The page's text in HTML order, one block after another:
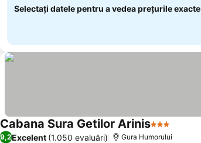
Selectați datele pentru a vedea prețurile exacte
Cabana Sura Getilor Arinis3 Stele
9,2Excelent (1.050 evaluări) Gura Humorului